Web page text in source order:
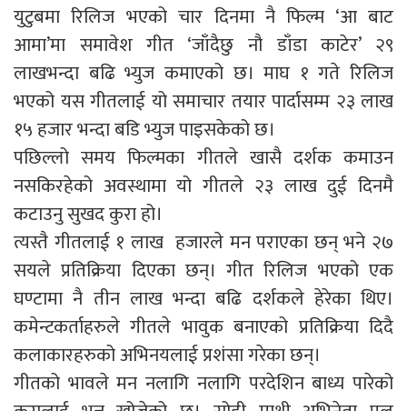
युटुबमा रिलिज भएको चार दिनमा नै फिल्म ‘आ बाट
आमा’मा समावेश गीत ‘जाँदैछु नौ डाँडा काटेर’ २९
लाखभन्दा बढि भ्युज कमाएको छ। माघ १ गते रिलिज
भएको यस गीतलाई यो समाचार तयार पार्दासम्म २३ लाख
१५ हजार भन्दा बडि भ्युज पाइसकेको छ।
पछिल्लो समय फिल्मका गीतले खासै दर्शक कमाउन
नसकिरहेको अवस्थामा यो गीतले २३ लाख दुई दिनमै
कटाउनु सुखद कुरा हो।
त्यस्तै गीतलाई १ लाख हजारले मन पराएका छन् भने २७
सयले प्रतिक्रिया दिएका छन्। गीत रिलिज भएको एक
घण्टामा नै तीन लाख भन्दा बढि दर्शकले हेरेका थिए।
कमेन्टकर्ताहरुले गीतले भावुक बनाएको प्रतिक्रिया दिदै
कलाकारहरुको अभिनयलाई प्रशंसा गरेका छन्।
गीतको भावले मन नलागि नलागि परदेशिन बाध्य पारेको